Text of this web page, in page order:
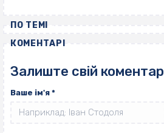
ПО ТЕМІ
КОМЕНТАРІ
Залиште свій коментар
Ваше ім'я *